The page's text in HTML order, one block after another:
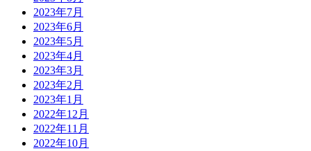
2023年7月
2023年6月
2023年5月
2023年4月
2023年3月
2023年2月
2023年1月
2022年12月
2022年11月
2022年10月